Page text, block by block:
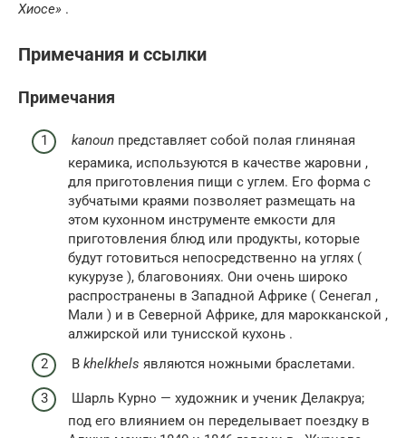
Хиосе» .
Примечания и ссылки
Примечания
kanoun представляет собой полая глиняная
керамика, используются в качестве жаровни ,
для приготовления пищи с углем. Его форма с
зубчатыми краями позволяет размещать на
этом кухонном инструменте емкости для
приготовления блюд или продукты, которые
будут готовиться непосредственно на углях (
кукурузе ), благовониях. Они очень широко
распространены в Западной Африке ( Сенегал ,
Мали ) и в Северной Африке, для марокканской ,
алжирской или тунисской кухонь .
В khelkhels являются ножными браслетами.
Шарль Курно — художник и ученик Делакруа;
под его влиянием он переделывает поездку в